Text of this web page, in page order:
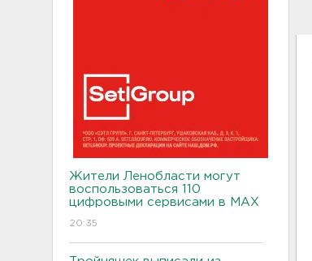
Жители Ленобласти могут
воспользоваться 110
цифровыми сервисами в МАХ
20:35